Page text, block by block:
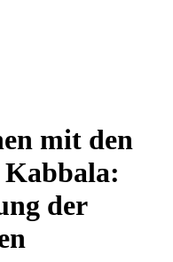
mit den
der